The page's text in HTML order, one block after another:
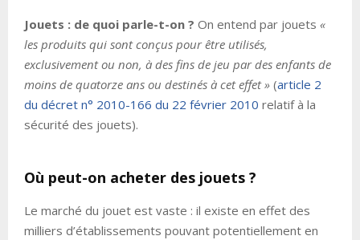
Jouets : de quoi parle-t-on ? On entend par jouets «
les produits qui sont conçus pour être utilisés,
exclusivement ou non, à des fins de jeu par des enfants de
moins de quatorze ans ou destinés à cet effet » (article 2
du décret n° 2010-166 du 22 février 2010 relatif à la
sécurité des jouets).
Où peut-on acheter des jouets ?
Le marché du jouet est vaste : il existe en effet des
milliers d’établissements pouvant potentiellement en